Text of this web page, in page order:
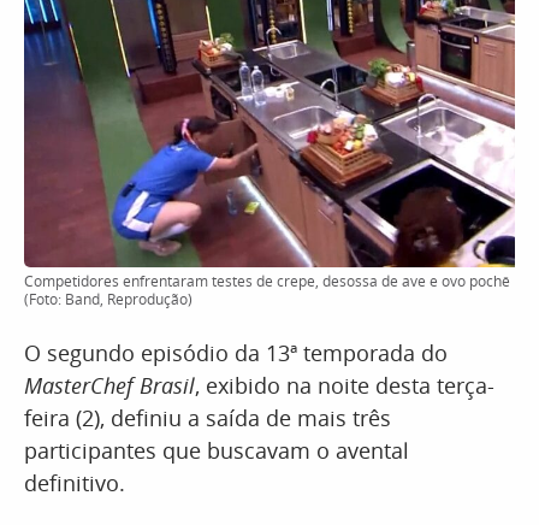
Competidores enfrentaram testes de crepe, desossa de ave e ovo pochê
(Foto: Band, Reprodução)
O segundo episódio da 13ª temporada do
MasterChef Brasil, exibido na noite desta terça-
feira (2), definiu a saída de mais três
participantes que buscavam o avental
definitivo.